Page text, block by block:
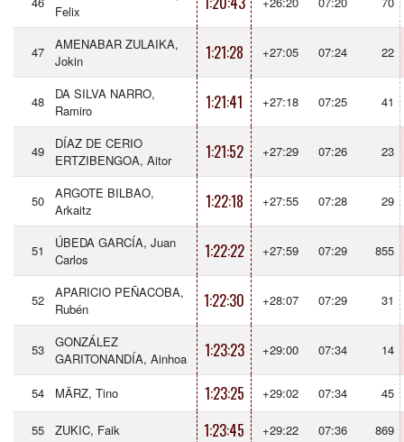
Felix
47
AMENABAR ZULAIKA,
Jokin
1:21:28 +27:05 07:24 22
48
DA SILVA NARRO,
Ramiro
1:21:41 +27:18 07:25 41
49
DÍAZ DE CERIO
ERTZIBENGOA, Aitor
1:21:52 +27:29 07:26 23
50
ARGOTE BILBAO,
Arkaitz
1:22:18 +27:55 07:28 29
51
ÚBEDA GARCÍA, Juan
Carlos
1:22:22 +27:59 07:29 855
52
APARICIO PEÑACOBA,
Rubén
1:22:30 +28:07 07:29 31
53
GONZÁLEZ
GARITONANDÍA, Ainhoa
1:23:23 +29:00 07:34 14
54 MÄRZ, Tino 1:23:25 +29:02 07:34 45
55 ZUKIC, Faik 1:23:45 +29:22 07:36 869